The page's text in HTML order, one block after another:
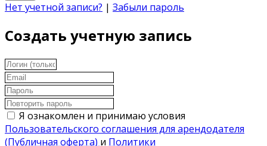
Нет учетной записи? | Забыли пароль
Создать учетную запись
Я ознакомлен и принимаю условия
Пользовательского соглашения для арендодателя
(Публичная оферта) и Политики